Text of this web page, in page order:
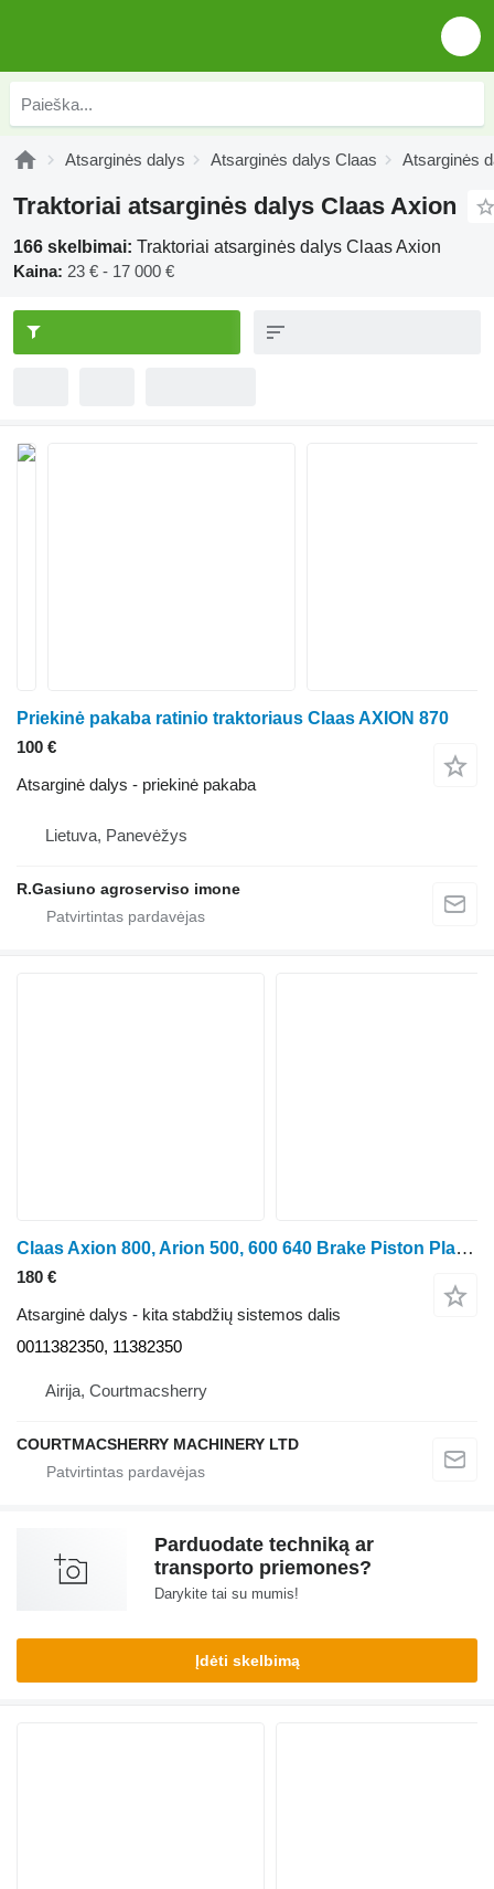
Atsarginės dalys Atsarginės dalys Claas Atsarginės
Traktoriai atsarginės dalys Claas Axion
166 skelbimai: Traktoriai atsarginės dalys Claas Axion
Kaina: 23 € - 17 000 €
Priekinė pakaba ratinio traktoriaus Claas AXION 870
100 €
Atsarginė dalys - priekinė pakaba
Lietuva, Panevėžys
R.Gasiuno agroserviso imone
Claas Axion 800, Arion 500, 600 640 Brake Piston Plate 0011382350, 113 ratinio traktoriaus
180 €
Atsarginė dalys - kita stabdžių sistemos dalis
0011382350, 11382350
Airija, Courtmacsherry
COURTMACSHERRY MACHINERY LTD
Parduodate techniką ar
transporto priemones?
Darykite tai su mumis!
Įdėti skelbimą